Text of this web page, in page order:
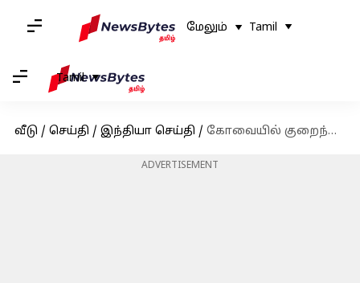
மேலும் Tamil
Tamil
வீடு / செய்தி / இந்தியா செய்தி / கோவையில் குறைந்த மழை வெள்ளம்: பள்ளி, கல்லூரிகள் வழக்கம் போல செயல்படும்
ADVERTISEMENT